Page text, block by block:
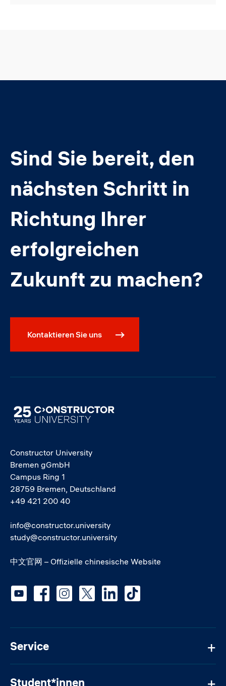
Sind Sie bereit, den
nächsten Schritt in
Richtung Ihrer
erfolgreichen
Zukunft zu machen?
Kontaktieren Sie uns
Image
Constructor University
Bremen gGmbH
Campus Ring 1
28759 Bremen, Deutschland
+49 421 200 40
info@constructor.university
study@constructor.university
中文官网 – Offizielle chinesische Website
Service
Student*innen
Social media